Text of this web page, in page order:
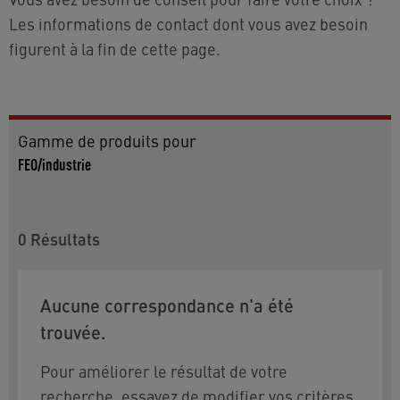
Les informations de contact dont vous avez besoin
figurent à la fin de cette page.
Gamme de produits pour
FEO/industrie
0 Résultats
Aucune correspondance n'a été
trouvée.
Pour améliorer le résultat de votre